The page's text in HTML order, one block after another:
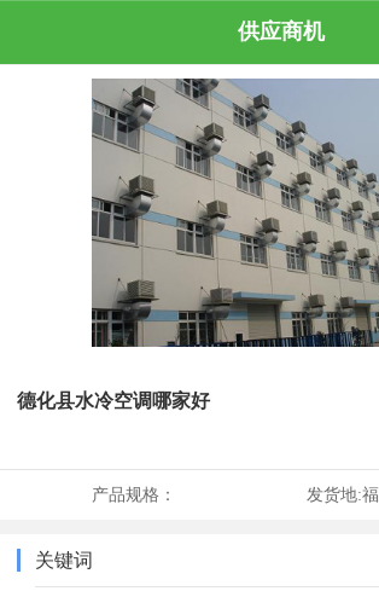
供应商机
德化县水冷空调哪家好
产品规格： 发货地:
关键词